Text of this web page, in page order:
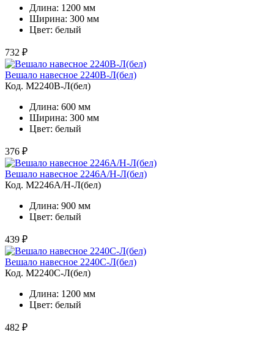
Длина: 1200 мм
Ширина: 300 мм
Цвет: белый
732 ₽
Вешало навесное 2240B-Л(бел)
Код. M2240B-Л(бел)
Длина: 600 мм
Ширина: 300 мм
Цвет: белый
376 ₽
Вешало навесное 2246А/Н-Л(бел)
Код. M2246A/Н-Л(бел)
Длина: 900 мм
Цвет: белый
439 ₽
Вешало навесное 2240C-Л(бел)
Код. M2240C-Л(бел)
Длина: 1200 мм
Цвет: белый
482 ₽